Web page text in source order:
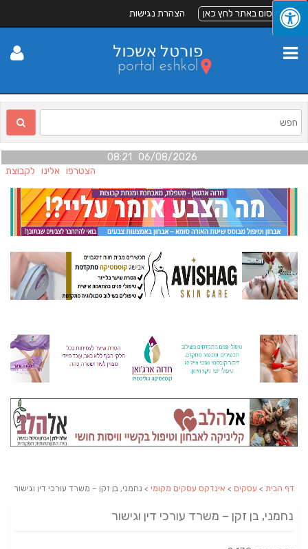
לפרסום באתר לחץ כאן הצהרת נגישות
06/08/2026 08:21
הצטרפו אלינו לקבוצת
דף הבית > עסקים > אינדקס עסקים מקומי > נחמני, בן זקן – משרד עורכי דין וגישור
נחמני, בן זקן – משרד עורכי דין וגישור